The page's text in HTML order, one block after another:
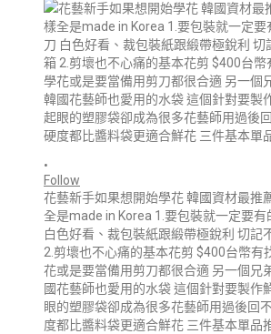
•
Follow
花藝新手如果想開始學花 韓國資材最推
全是made in Korea 1.要包裝就一定要
白色好看、裁包裝紙跟緞帶極銳利 切記
2.剪壞也不心痛的基本花剪 $400台幣有
花或是要當備用剪刀都很合適 另一個兄
國花藝師也愛用的水袋 這個針對要製作
眼的塑膠袋卻成為很多花藝師用過後回
度都比醬料袋更適合鮮花 三件基本單品